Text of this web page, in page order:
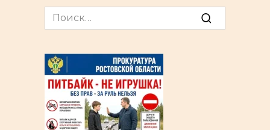
Search
for: